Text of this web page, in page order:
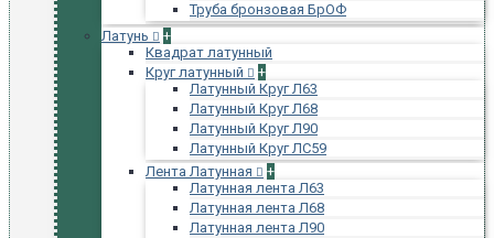
Труба бронзовая БрОФ
Латунь
+
Квадрат латунный
Круг латунный
+
Латунный Круг Л63
Латунный Круг Л68
Латунный Круг Л90
Латунный Круг ЛС59
Лента Латунная
+
Латунная лента Л63
Латунная лента Л68
Латунная лента Л90